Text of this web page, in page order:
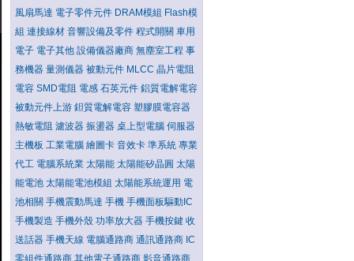
風扇馬達 電子零件元件 DRAM模組 Flash模
組 連接線材 音響設備及零件 程式開關 車用
電子 電子其他 設備儀器廠商 無塵室工程 事
務機器 量測儀器 被動元件 MLCC 晶片電阻
電容 SMD電阻 電感 石英元件 鋁質電解電容
被動元件上游 鉭質電解電容 塑膠膜電容器
熱敏電阻 濾波器 振盪器 桌上型電腦 伺服器
主機板 工業電腦 繪圖卡 音效卡 準系統 專業
代工 電腦系統業 太陽能 太陽能矽晶圓 太陽
能電池 太陽能電池模組 太陽能系統運用 電
池相關 手機震動馬達 手機 手機面板驅動IC
手機製造 手機外殼 功率放大器 手機按鍵 收
送話器 手機天線 電腦通路商 通訊通路商 IC
零組件通路商 其他電子通路商 影音通路商